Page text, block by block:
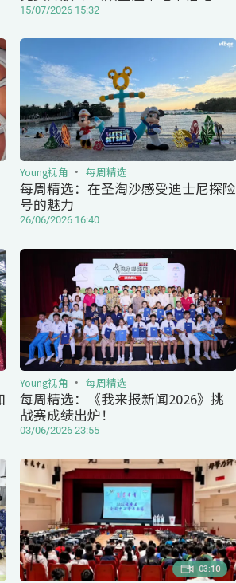
剧发展历程
15/07/2026 15:32
每周精选：在圣淘沙感受迪士尼探险
号的魅力
Young视角 每周精选
26/06/2026 16:40
每周精选：《我来报新闻2026》挑
战赛成绩出炉！
Young视角 每周精选
03/06/2026 23:55
03:10